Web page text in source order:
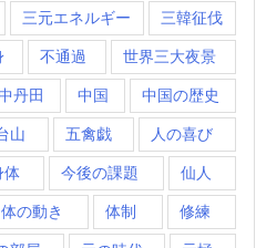
三元エネルギー 三韓征伐
不通過 世界三大夜景
丹田 中国 中国の歴史
山 五禽戯 人の喜び
体 今後の課題 仙人
体の動き 体制 修練